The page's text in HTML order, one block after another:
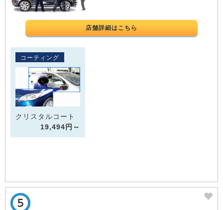
店舗詳細はこちら
コーティング
クリスタルコート
19,494円～